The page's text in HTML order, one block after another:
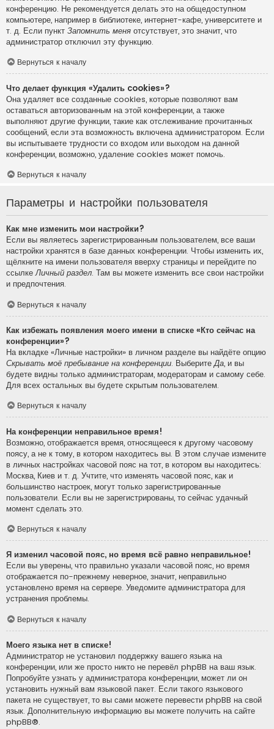
конференцию. Не рекомендуется делать это на общедоступном
компьютере, например в библиотеке, интернет-кафе, университете и
т. д. Если пункт Запомнить меня отсутствует, это значит, что
администратор отключил эту функцию.
Вернуться к началу
Что делает функция «Удалить cookies»?
Она удаляет все созданные cookies, которые позволяют вам
оставаться авторизованным на этой конференции, а также
выполняют другие функции, такие как отслеживание прочитанных
сообщений, если эта возможность включена администратором. Если
вы испытываете трудности со входом или выходом на данной
конференции, возможно, удаление cookies может помочь.
Вернуться к началу
Параметры и настройки пользователя
Как мне изменить мои настройки?
Если вы являетесь зарегистрированным пользователем, все ваши
настройки хранятся в базе данных конференции. Чтобы изменить их,
щёлкните на имени пользователя вверху страницы и перейдите по
ссылкеЛичный раздел. Там вы можете изменить все свои настройки
и предпочтения.
Вернуться к началу
Как избежать появления моего имени в списке «Кто сейчас на
конференции»?
На вкладке «Личные настройки» в личном разделе вы найдёте опцию
Скрывать моё пребывание на конференции. ВыберитеДа, и вы
будете видны только администраторам, модераторам и самому себе.
Для всех остальных вы будете скрытым пользователем.
Вернуться к началу
На конференции неправильное время!
Возможно, отображается время, относящееся к другому часовому
поясу, а не к тому, в котором находитесь вы. В этом случае измените
в личных настройках часовой пояс на тот, в котором вы находитесь:
Москва, Киев и т. д. Учтите, что изменять часовой пояс, как и
большинство настроек, могут только зарегистрированные
пользователи. Если вы не зарегистрированы, то сейчас удачный
момент сделать это.
Вернуться к началу
Я изменил часовой пояс, но время всё равно неправильное!
Если вы уверены, что правильно указали часовой пояс, но время
отображается по-прежнему неверное, значит, неправильно
установлено время на сервере. Уведомите администратора для
устранения проблемы.
Вернуться к началу
Моего языка нет в списке!
Администратор не установил поддержку вашего языка на
конференции, или же просто никто не перевёл phpBB на ваш язык.
Попробуйте узнать у администратора конференции, может ли он
установить нужный вам языковой пакет. Если такого языкового
пакета не существует, то вы сами можете перевести phpBB на свой
язык. Дополнительную информацию вы можете получить на сайте
phpBB®.